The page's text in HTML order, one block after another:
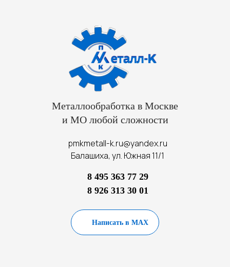
Металлообработка в Москве
и МО любой сложности
pmkmetall-k.ru@yandex.ru
Балашиха, ул. Южная 11/1
8 495 363 77 29
8 926 313 30 01
Написать в MAX